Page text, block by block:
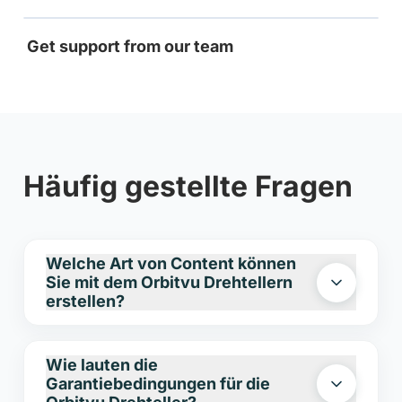
Get support from our team
Häufig gestellte Fragen
Welche Art von Content können
Sie mit dem Orbitvu Drehtellern
erstellen?
Sie mühelos Stillbilder, 360-Grad-
Produktansichten sowie Videocontent. Als
Wie lauten die
Garantiebedingungen für die